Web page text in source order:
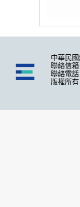
中華民
聯絡信箱
聯絡電
版權所